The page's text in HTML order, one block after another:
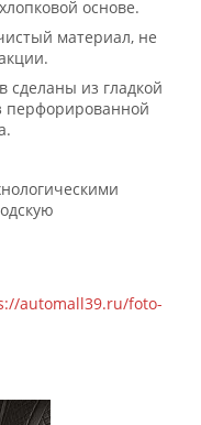
основе.
материал, не
сделаны из гладкой
перфорированной
automall39.ru/foto-